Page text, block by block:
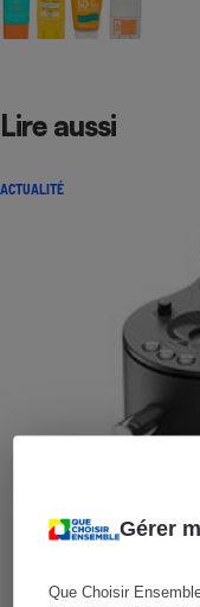
Gérer
Que Choisir
Lire aussi
ACTUALITÉ